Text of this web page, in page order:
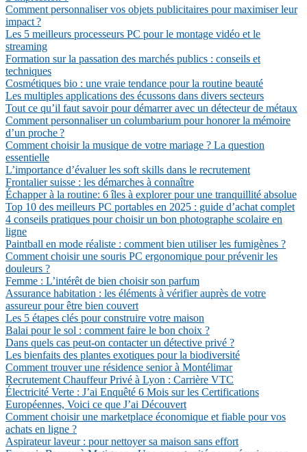
Comment personnaliser vos objets publicitaires pour maximiser leur
impact ?
Les 5 meilleurs processeurs PC pour le montage vidéo et le
streaming
Formation sur la passation des marchés publics : conseils et
techniques
Cosmétiques bio : une vraie tendance pour la routine beauté
Les multiples applications des écussons dans divers secteurs
Tout ce qu’il faut savoir pour démarrer avec un détecteur de métaux
Comment personnaliser un columbarium pour honorer la mémoire
d’un proche ?
Comment choisir la musique de votre mariage ? La question
essentielle
L’importance d’évaluer les soft skills dans le recrutement
Frontalier suisse : les démarches à connaître
Échapper à la routine: 6 îles à explorer pour une tranquillité absolue
Top 10 des meilleurs PC portables en 2025 : guide d’achat complet
4 conseils pratiques pour choisir un bon photographe scolaire en
ligne
Paintball en mode réaliste : comment bien utiliser les fumigènes ?
Comment choisir une souris PC ergonomique pour prévenir les
douleurs ?
Femme : L’intérêt de bien choisir son parfum
Assurance habitation : les éléments à vérifier auprès de votre
assureur pour être bien couvert
Les 5 étapes clés pour construire votre maison
Balai pour le sol : comment faire le bon choix ?
Dans quels cas peut-on contacter un détective privé ?
Les bienfaits des plantes exotiques pour la biodiversité
Comment trouver une résidence senior à Montélimar
Recrutement Chauffeur Privé à Lyon : Carrière VTC
Électricité Verte : J’ai Enquêté 6 Mois sur les Certifications
Européennes, Voici ce que J’ai Découvert
Comment choisir une marketplace économique et fiable pour vos
achats en ligne ?
Aspirateur laveur : pour nettoyer sa maison sans effort